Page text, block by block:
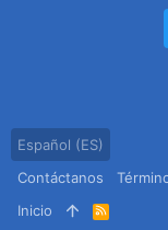
Español (ES)
Contáctanos
Inicio
R
S